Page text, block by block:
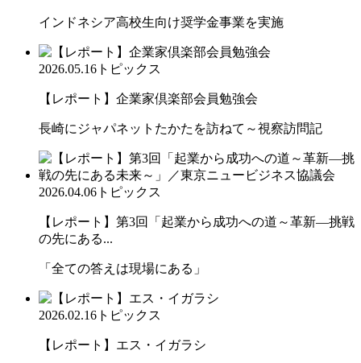
インドネシア高校生向け奨学金事業を実施
2026.05.16 トピックス
【レポート】企業家倶楽部会員勉強会
長崎にジャパネットたかたを訪ねて～視察訪問記
2026.04.06 トピックス
【レポート】第3回「起業から成功への道～革新―挑戦
の先にある...
「全ての答えは現場にある」
2026.02.16 トピックス
【レポート】エス・イガラシ